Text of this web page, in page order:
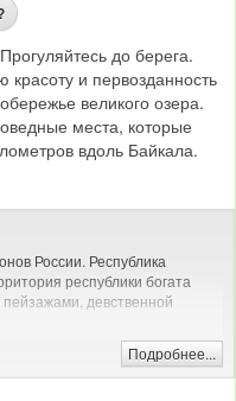
до берега.
и первозданность
великого озера.
места, которые
вдоль Байкала.
России. Республика
республики богата
девственной
Летом доступны пешие
по Байкалу, активные туры.
Подробнее...